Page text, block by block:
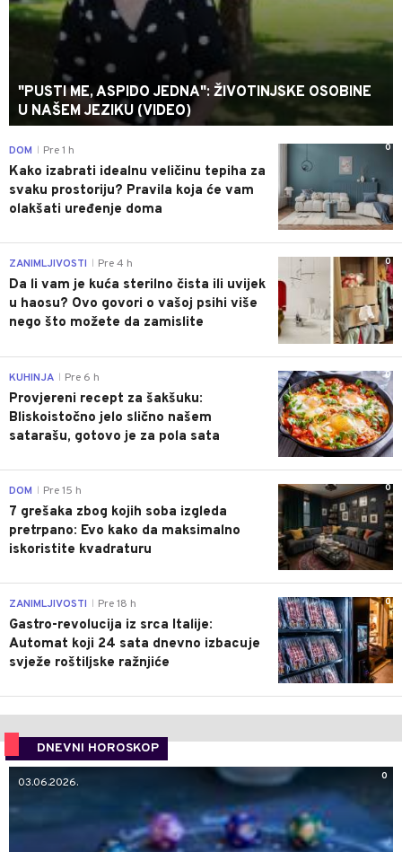
"PUSTI ME, ASPIDO JEDNA": ŽIVOTINJSKE OSOBINE
U NAŠEM JEZIKU (VIDEO)
0
DOM Pre 1 h
Kako izabrati idealnu veličinu tepiha za
svaku prostoriju? Pravila koja će vam
olakšati uređenje doma
0
ZANIMLJIVOSTI Pre 4 h
Da li vam je kuća sterilno čista ili uvijek
u haosu? Ovo govori o vašoj psihi više
nego što možete da zamislite
0
KUHINJA Pre 6 h
Provjereni recept za šakšuku:
Bliskoistočno jelo slično našem
satarašu, gotovo je za pola sata
0
DOM Pre 15 h
7 grešaka zbog kojih soba izgleda
pretrpano: Evo kako da maksimalno
iskoristite kvadraturu
0
ZANIMLJIVOSTI Pre 18 h
Gastro-revolucija iz srca Italije:
Automat koji 24 sata dnevno izbacuje
svježe roštiljske ražnjiće
DNEVNI HOROSKOP
0
03.06.2026.